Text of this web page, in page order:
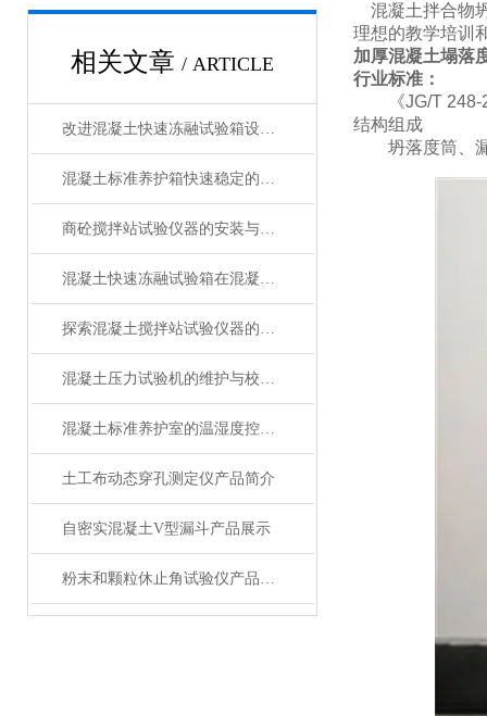
相关文章 / ARTICLE
改进混凝土快速冻融试验箱设计以增强其性能的方法
混凝土标准养护箱快速稳定的温湿度调节，确保标准化养护
商砼搅拌站试验仪器的安装与操作技巧
混凝土快速冻融试验箱在混凝土行业中的重要作用与应用领域说明
探索混凝土搅拌站试验仪器的种类与功能
混凝土压力试验机的维护与校准方法是怎样的？
混凝土标准养护室的温湿度控制技术详解
土工布动态穿孔测定仪产品简介
自密实混凝土V型漏斗产品展示
粉末和颗粒休止角试验仪产品展示
混凝土拌合物
理想的教学培训
加厚混凝土塌落
行业标准：
《JG/T 248-
结构组成
坍落度筒、漏